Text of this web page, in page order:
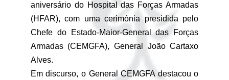
aniversário do Hospital das Forças Armadas
(HFAR), com uma cerimónia presidida pelo
Chefe do Estado-Maior-General das Forças
Armadas (CEMGFA), General João Cartaxo
Alves.
Em discurso, o General CEMGFA destacou o